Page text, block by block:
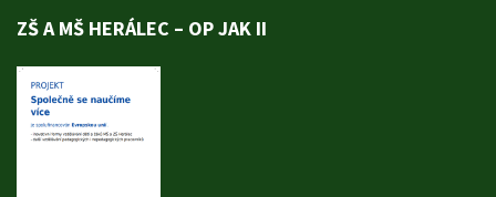
ZŠ A MŠ HERÁLEC – OP JAK II